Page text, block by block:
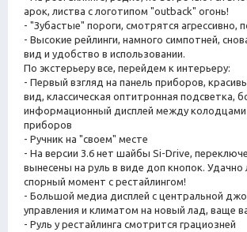
арок, листва с логотипом "outback" огонь!
- "Зубастые" пороги, смотрятся агрессивно,
- Высокие рейлинги, намного симпотней,
вид и удобство в использовании.
По экстерьеру все, перейдем к интерьеру:
- Первый взгляд на панель приборов,
вид, классическая оптитронная подсветка,
информационный дисплей между колодцами
приборов
- Ручник на "своем" месте
- На версии 3.6 нет шайбы Si-Drive,
вынесены на руль в виде доп кнопок. Удачно
спорный момент с рестайлингом!
- Большой медиа дисплей с центральной
управления и климатом на новый лад, ваще
- Руль у рестайлинга смотрится грациозней